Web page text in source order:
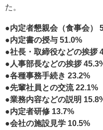
た。
●内定者懇親会（食事会）
●内定書の授与 51.0%
●社長・取締役などの挨拶
●人事部長などの挨拶
●各種事務手続き 23.2%
●先輩社員との交流 22.1%
●業務内容などの説明
●内定者研修 13.7%
●会社の施設見学 10.5%